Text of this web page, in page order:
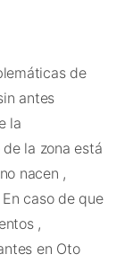
de
antes
la
la zona está
nacen ,
caso de que
,
en Oto